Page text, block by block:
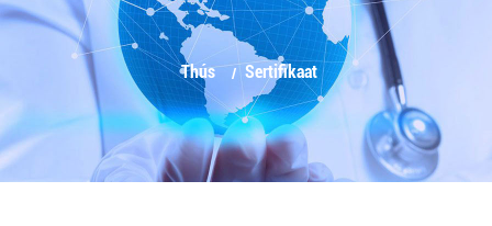
Thús Sertifikaat